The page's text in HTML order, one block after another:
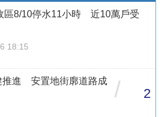
區8/10停水11小時 近10萬戶受
18:15
推進 安置地街廓道路成
/ 2